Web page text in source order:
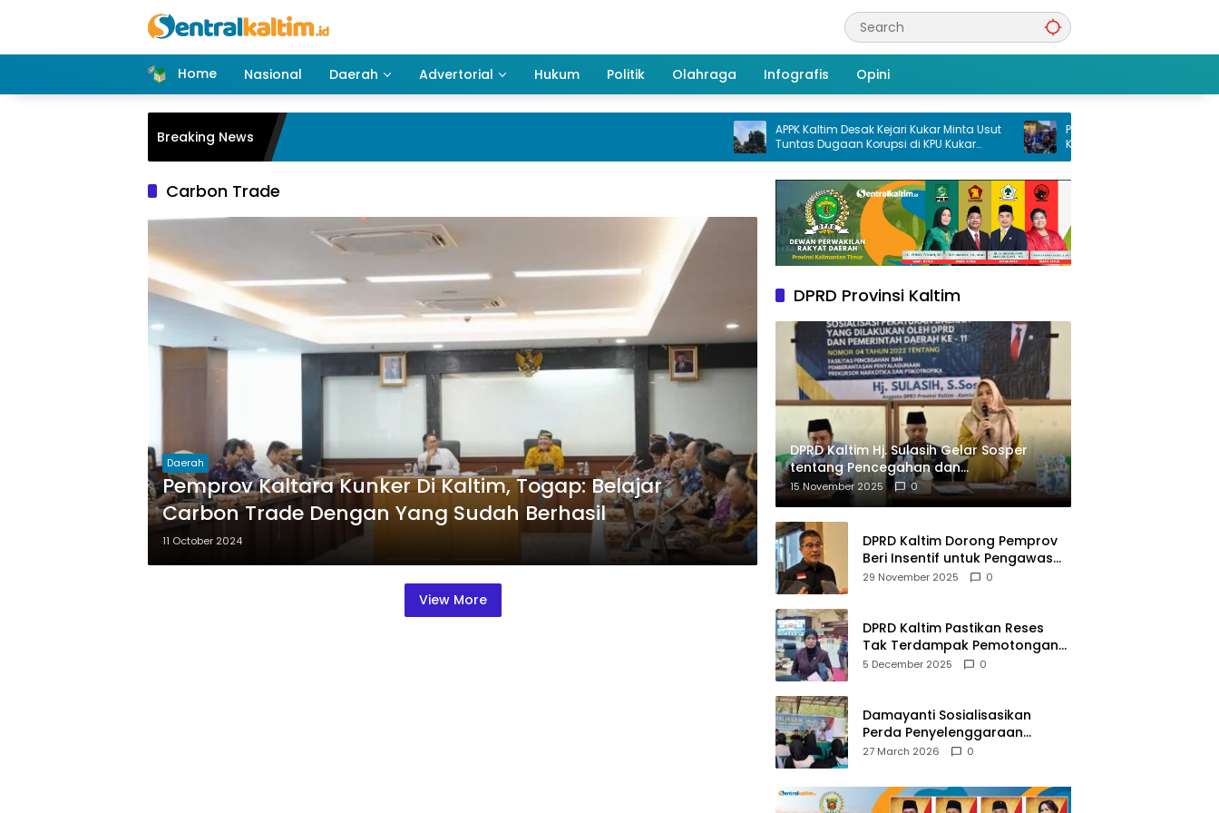
Home
Nasional Daerah Advertorial Hukum Politik Olahraga Infografis Opini
Breaking News
APPK Kaltim Desak Kejari Kukar Minta Usut
Tuntas Dugaan Korupsi di KPU Kukar
pada penggunaan Dana Hibah PSU
PMII Samarinda Gelar Pembukaan
Konfercab XXXV, Taufikuddin Ajak
Kader Perkuat Persatuan
Carbon Trade
Daerah
Pemprov Kaltara Kunker Di Kaltim, Togap: Belajar
Carbon Trade Dengan Yang Sudah Berhasil
11 October 2024
View More
DPRD Provinsi Kaltim
DPRD Kaltim Hj. Sulasih Gelar Sosper
tentang Pencegahan dan
Pemberantasan NAPZA
15 November 2025 0
DPRD Kaltim Dorong Pemprov
Beri Insentif untuk Pengawas
Madrasah dan Pendidikan
29 November 2025 0
DPRD Kaltim Pastikan Reses
Tak Terdampak Pemotongan
Transfer Dana Pusat
5 December 2025 0
Damayanti Sosialisasikan
Perda Penyelenggaraan
Pendidikan Pancasila dan
27 March 2026 0